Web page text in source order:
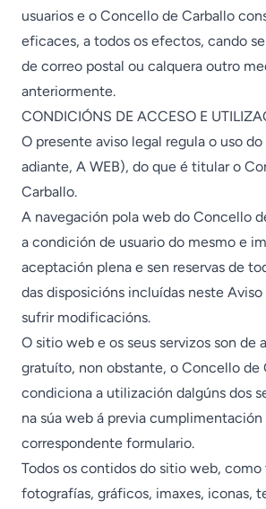
usuarios e o Concello de Carballo
eficaces, a todos os efectos, cando
de correo postal ou calquera outro
anteriormente.
CONDICIÓNS DE ACCESO E
O presente aviso legal regula o uso
adiante, A WEB), do que é titular o
Carballo.
A navegación pola web do Concello
a condición de usuario do mesmo e
aceptación plena e sen reservas de
das disposicións incluídas neste
sufrir modificacións.
O sitio web e os seus servizos son de
gratuíto, non obstante, o Concello de
condiciona a utilización dalgúns dos
na súa web á previa cumplimentación
correspondente formulario.
Todos os contidos do sitio web, como
fotografías, gráficos, imaxes, iconas,